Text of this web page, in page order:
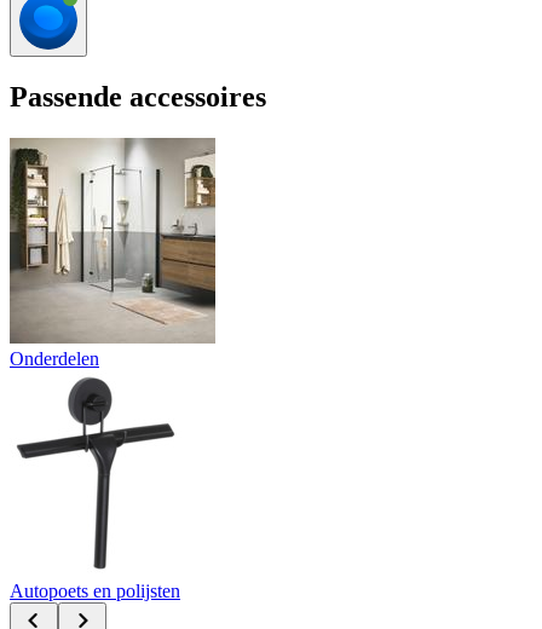
Passende accessoires
Onderdelen
Autopoets en polijsten